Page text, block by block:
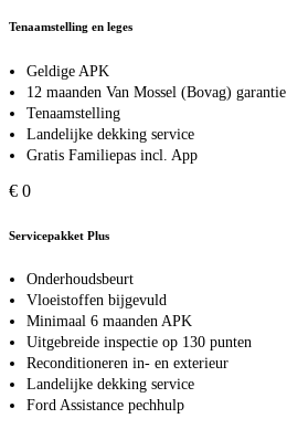
Tenaamstelling en leges
Geldige APK
12 maanden Van Mossel (Bovag) garantie
Tenaamstelling
Landelijke dekking service
Gratis Familiepas incl. App
€ 0
Servicepakket Plus
Onderhoudsbeurt
Vloeistoffen bijgevuld
Minimaal 6 maanden APK
Uitgebreide inspectie op 130 punten
Reconditioneren in- en exterieur
Landelijke dekking service
Ford Assistance pechhulp